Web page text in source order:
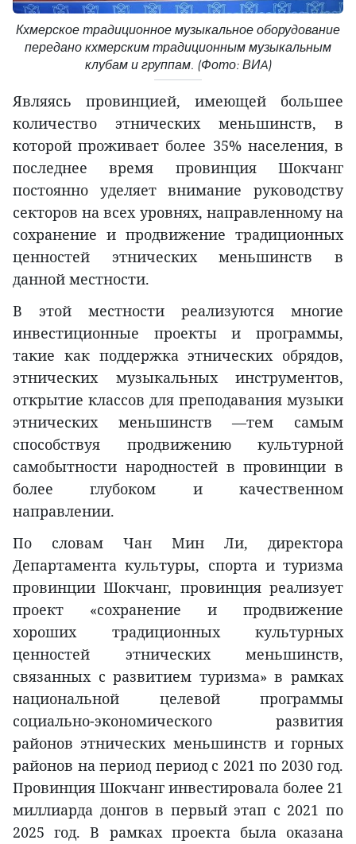
Кхмерское традиционное музыкальное оборудование
передано кхмерским традиционным музыкальным
клубам и группам. (Фото: ВИA)
Являясь провинцией, имеющей большее
количество этнических меньшинств, в
которой проживает более 35% населения, в
последнее время провинция Шокчанг
постоянно уделяет внимание руководству
секторов на всех уровнях, направленному на
сохранение и продвижение традиционных
ценностей этнических меньшинств в
данной местности.
В этой местности реализуются многие
инвестиционные проекты и программы,
такие как поддержка этнических обрядов,
этнических музыкальных инструментов,
открытие классов для преподавания музыки
этнических меньшинств —тем самым
способствуя продвижению культурной
самобытности народностей в провинции в
более глубоком и качественном
направлении.
По словам Чан Мин Ли, директора
Департамента культуры, спорта и туризма
провинции Шокчанг, провинция реализует
проект «сохранение и продвижение
хороших традиционных культурных
ценностей этнических меньшинств,
связанных с развитием туризма» в рамках
национальной целевой программы
социально-экономического развития
районов этнических меньшинств и горных
районов на период период с 2021 по 2030 год.
Провинция Шокчанг инвестировала более 21
миллиарда донгов в первый этап с 2021 по
2025 год. В рамках проекта была оказана